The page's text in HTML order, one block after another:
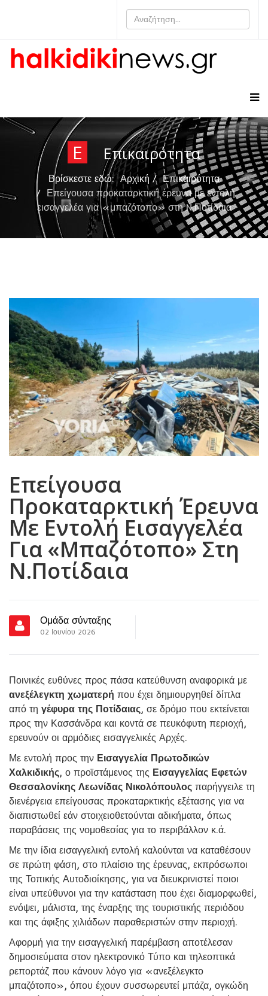
Ε Επικαιρότητα
Βρίσκεστε εδώ:Αρχική
Επικαιρότητα
Επείγουσα προκαταρκτική έρευνα με εντολή
εισαγγελέα για «μπαζότοπο» στη N.Ποτίδαια
Επείγουσα
Προκαταρκτική Έρευνα
Με Εντολή Εισαγγελέα
Για «μπαζότοπο» Στη
N.Ποτίδαια
Ομάδα σύνταξης
02 Ιουνίου 2026
Ποινικές ευθύνες προς πάσα κατεύθυνση αναφορικά με
ανεξέλεγκτη χωματερή που έχει δημιουργηθεί δίπλα
από τη γέφυρα της Ποτίδαιας, σε δρόμο που εκτείνεται
προς την Κασσάνδρα και κοντά σε πευκόφυτη περιοχή,
ερευνούν οι αρμόδιες εισαγγελικές Αρχές.
Με εντολή προς την Εισαγγελία Πρωτοδικών
Χαλκιδικής, ο προϊστάμενος της Εισαγγελίας Εφετών
Θεσσαλονίκης Λεωνίδας Νικολόπουλος παρήγγειλε τη
διενέργεια επείγουσας προκαταρκτικής εξέτασης για να
διαπιστωθεί εάν στοιχειοθετούνται αδικήματα, όπως
παραβάσεις της νομοθεσίας για το περιβάλλον κ.ά.
Με την ίδια εισαγγελική εντολή καλούνται να καταθέσουν
σε πρώτη φάση, στο πλαίσιο της έρευνας, εκπρόσωποι
της Τοπικής Αυτοδιοίκησης, για να διευκρινιστεί ποιοι
είναι υπεύθυνοι για την κατάσταση που έχει διαμορφωθεί,
ενόψει, μάλιστα, της έναρξης της τουριστικής περιόδου
και της άφιξης χιλιάδων παραθεριστών στην περιοχή.
Αφορμή για την εισαγγελική παρέμβαση αποτέλεσαν
δημοσιεύματα στον ηλεκτρονικό Τύπο και τηλεοπτικά
ρεπορτάζ που κάνουν λόγο για «ανεξέλεγκτο
μπαζότοπο», όπου έχουν συσσωρευτεί μπάζα, ογκώδη